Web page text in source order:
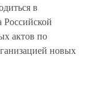
в
Российской
актов по
новых